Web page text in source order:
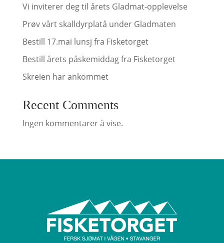
Vi inviterer deg til årets Gladmat-opplevelse
Prøv vårt skalldyrplatå under Gladmaten
Bestill 17.mai lunsj fra Fisketorget
Bestill årets påskemiddag fra Fisketorget
Skreien har ankommet
Recent Comments
Ingen kommentarer å vise.